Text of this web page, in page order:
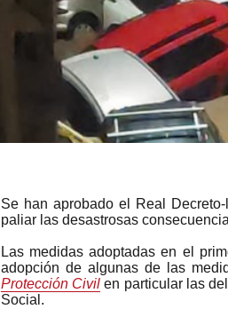
Se han aprobado el Real
paliar las desastrosas
Las medidas adoptadas en el
adopción de algunas de las
Protección Civil en particular las
Social.